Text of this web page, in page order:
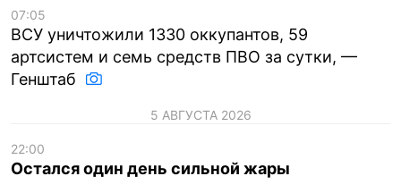
07:05
ВСУ уничтожили 1330 оккупантов, 59
артсистем и семь средств ПВО за сутки, —
Генштаб
5 АВГУСТА 2026
22:00
Остался один день сильной жары